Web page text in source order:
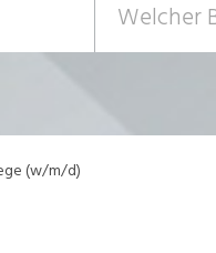
Einkauf, Logistik,
Verkehr
(w/m/d)